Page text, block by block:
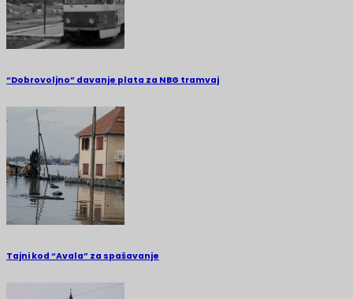
“Dobrovoljno” davanje plata za NBG tramvaj
Tajni kod “Avala” za spašavanje